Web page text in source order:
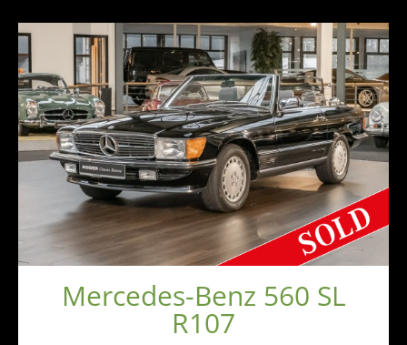
Ankauf und Kommission
Die Ausstellung
Die Fahrzeuge
Fahrzeuge Mercedes
Andere Marken
Verkaufte Fahrzeuge
Kontakt
Impressum
Datenschutz
AGB
Mercedes-Benz 560 SL
R107